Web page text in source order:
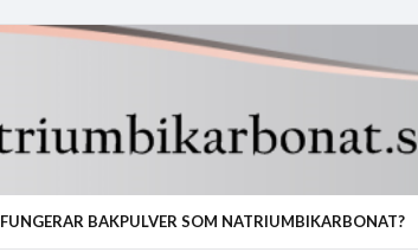
FUNGERAR BAKPULVER SOM NATRIUMBIKARBONAT?